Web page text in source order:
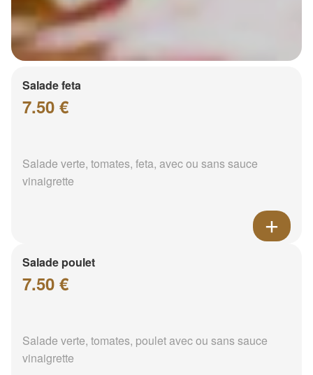
Salade feta
7.50 €
Salade verte, tomates, feta, avec ou sans sauce
vinaigrette
Salade poulet
7.50 €
Salade verte, tomates, poulet avec ou sans sauce
vinaigrette